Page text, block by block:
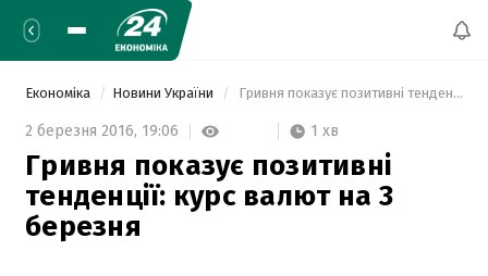
Економіка Новини України Гривня показує позитивні тенденції: курс валют на 3 березня
2 березня 2016, 19:06 1 хв
Гривня показує позитивні
тенденції: курс валют на 3
березня